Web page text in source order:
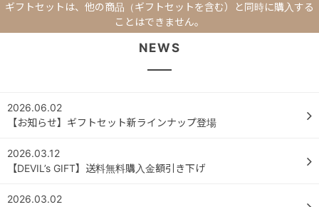
ギフトセットは、他の商品（ギフトセットを含む）と同時に購入する
ことはできません。
NEWS
2026.06.02
【お知らせ】ギフトセット新ラインナップ登場
2026.03.12
【DEVIL’s GIFT】送料無料購入金額引き下げ
2026.03.02